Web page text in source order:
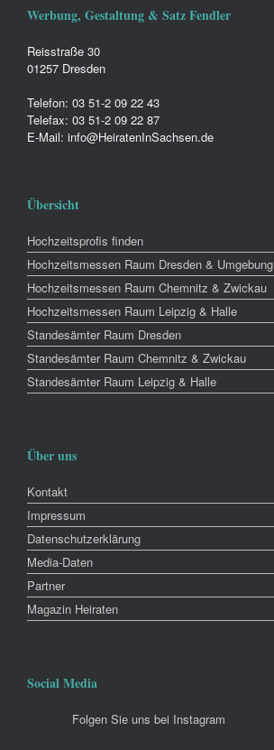
Werbung, Gestaltung & Satz Fendler
Reisstraße 30
01257 Dresden
Telefon: 03 51-2 09 22 43
Telefax: 03 51-2 09 22 87
E-Mail: info@HeiratenInSachsen.de
Übersicht
Hochzeitsprofis finden
Hochzeitsmessen Raum Dresden & Umgebung
Hochzeitsmessen Raum Chemnitz & Zwickau
Hochzeitsmessen Raum Leipzig & Halle
Standesämter Raum Dresden
Standesämter Raum Chemnitz & Zwickau
Standesämter Raum Leipzig & Halle
Über uns
Kontakt
Impressum
Datenschutzerklärung
Media-Daten
Partner
Magazin Heiraten
Social Media
Folgen Sie uns bei Instagram